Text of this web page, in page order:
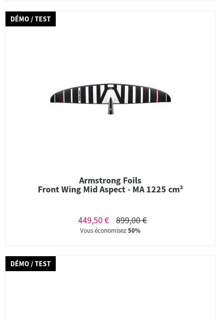
DÉMO / TEST
Armstrong Foils
Front Wing Mid Aspect - MA 1225 cm²
449,50 € 899,00 €
Vous économisez50%
DÉMO / TEST